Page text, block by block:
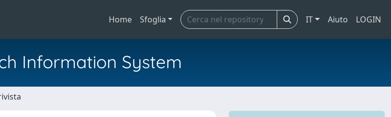
Home Sfoglia IT Aiuto LOGIN
Information System